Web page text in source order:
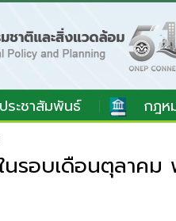
ระชาสัมพันธ์ กฎห
นรอบเดือนตุลาค